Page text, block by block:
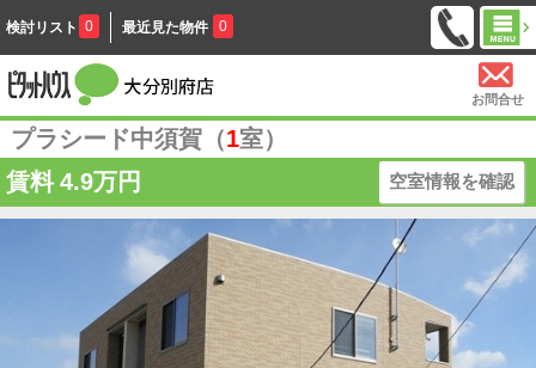
検討リスト 0 最近見た物件 0
お問合せ
プラシード中須賀（1室）
賃料 4.9万円 空室情報を確認